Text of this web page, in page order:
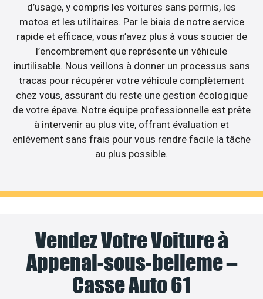
d’usage, y compris les voitures sans permis, les
motos et les utilitaires. Par le biais de notre service
rapide et efficace, vous n’avez plus à vous soucier de
l’encombrement que représente un véhicule
inutilisable. Nous veillons à donner un processus sans
tracas pour récupérer votre véhicule complètement
chez vous, assurant du reste une gestion écologique
de votre épave. Notre équipe professionnelle est prête
à intervenir au plus vite, offrant évaluation et
enlèvement sans frais pour vous rendre facile la tâche
au plus possible.
Vendez Votre Voiture à
Appenai-sous-belleme –
Casse Auto 61